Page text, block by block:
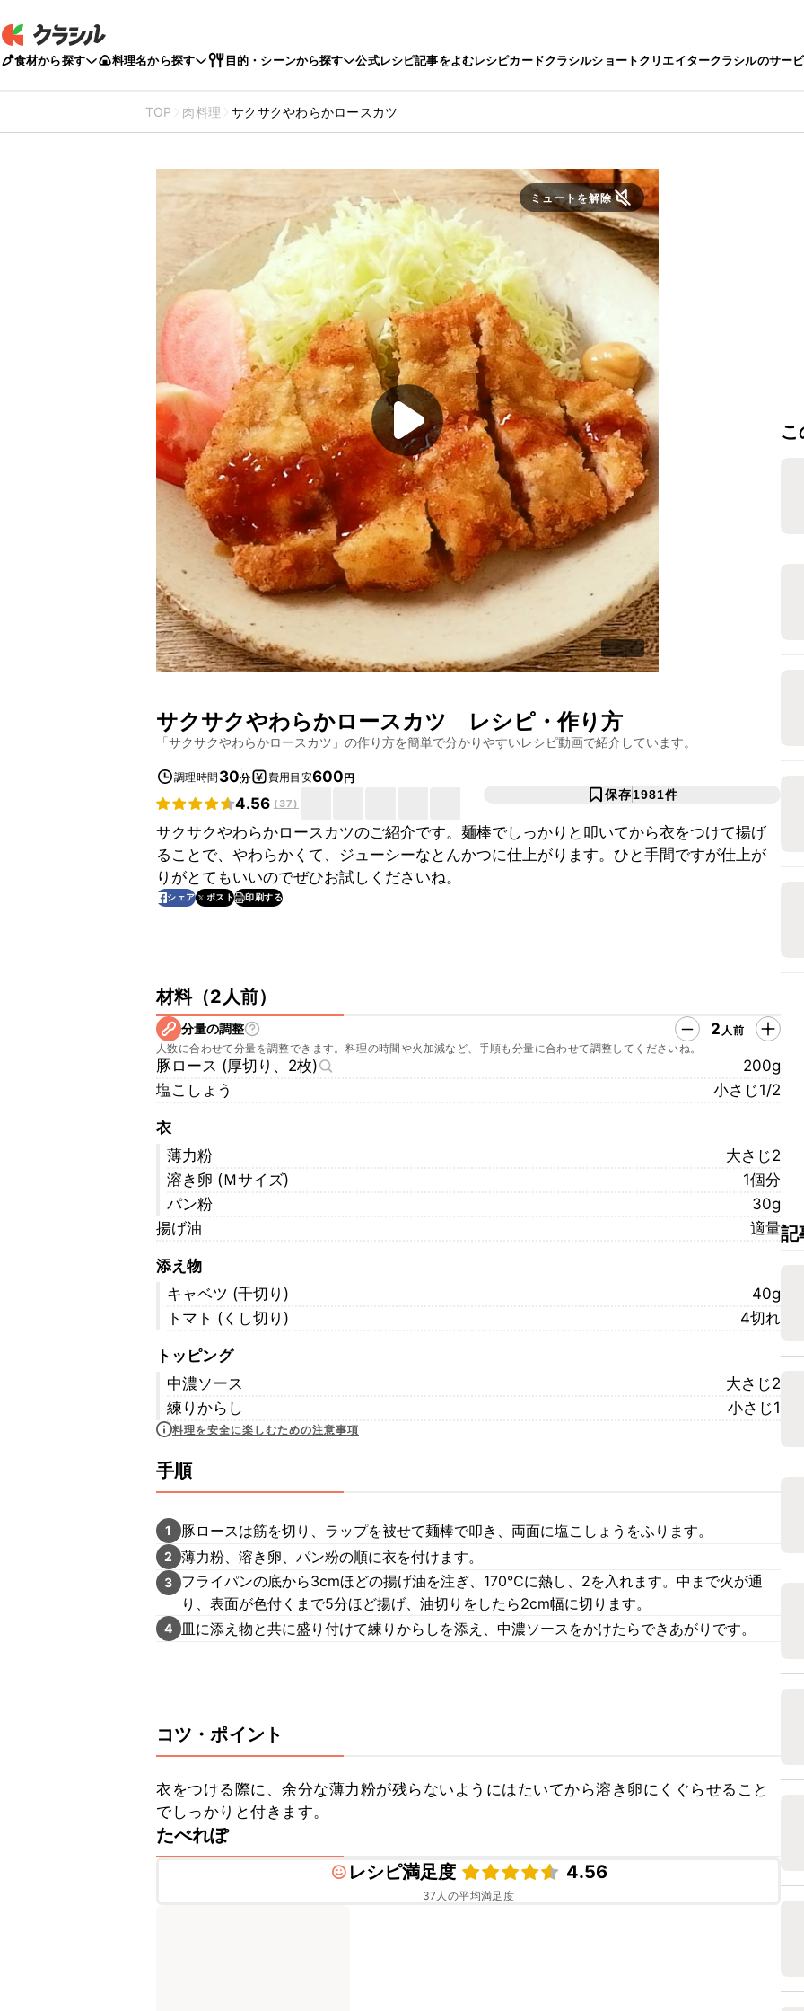
食材から探す 料理名から探す 目的・シーンから探す 公式レシピ記事をよむレシピカードクラシルショートクリエイタークラシルのサー
TOP 肉料理 サクサクやわらかロースカツ
ミュートを解除
サクサクやわらかロースカツ レシピ・作り方
「サクサクやわらかロースカツ 」の作り方を簡単で分かりやすいレシピ動画で紹介しています。
調理時間 30分 費用目安600円
4.56 ( 37)
保存1981件
サクサクやわらかロースカツのご紹介です。麺棒でしっかりと叩いてから衣をつけて揚げ
ることで、やわらかくて、ジューシーなとんかつに仕上がります。ひと手間ですが仕上が
りがとてもいいのでぜひお試しくださいね。
シェア ポスト 印刷する
材料（2人前）
分量の調整 2 人前
人数に合わせて分量を調整できます。料理の時間や火加減など、手順も分量に合わせて調整してくださいね。
豚ロース (厚切り、2枚)
200g
塩こしょう
小さじ1/2
衣
薄力粉
大さじ2
溶き卵 (Ｍサイズ)
1個分
パン粉
30g
揚げ油
適量
添え物
キャベツ (千切り)
40g
トマト (くし切り)
4切れ
トッピング
中濃ソース
大さじ2
練りからし
小さじ1
料理を安全に楽しむための注意事項
手順
1 豚ロースは筋を切り、ラップを被せて麺棒で叩き、両面に塩こしょうをふります。
2 薄力粉、溶き卵、パン粉の順に衣を付けます。
3
フライパンの底から3cmほどの揚げ油を注ぎ、170℃に熱し、2を入れます。中まで火が通
り、表面が色付くまで5分ほど揚げ、油切りをしたら2cm幅に切ります。
4 皿に添え物と共に盛り付けて練りからしを添え、中濃ソースをかけたらできあがりです。
コツ・ポイント
衣をつける際に、余分な薄力粉が残らないようにはたいてから溶き卵にくぐらせること
でしっかりと付きます。
たべれぽ
レシピ満足度
4.56
37 人の平均満足度
記